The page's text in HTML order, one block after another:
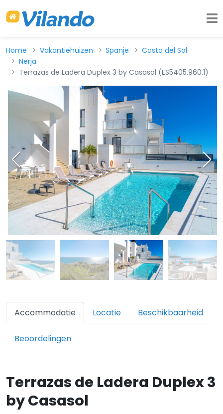
Home Vakantiehuizen Spanje
Costa del Sol
Nerja
Terrazas de Ladera Duplex 3 by Casasol (ES5405.960.1)
Accommodatie Locatie Beschikbaarheid
Beoordelingen
Terrazas de Ladera Duplex 3
by Casasol